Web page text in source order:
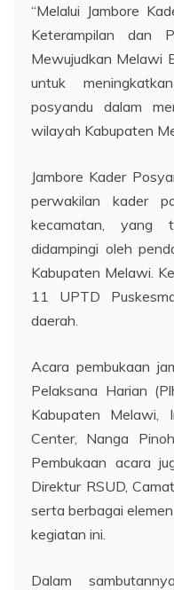
“Melalui Jambore
Keterampilan dan
Mewujudkan Melawi
untuk
posyandu dalam
wilayah Kabupaten
Jambore Kader
perwakilan kader
kecamatan, yang
didampingi oleh
Kabupaten Melawi.
11 UPTD
daerah.
Acara pembukaan
Pelaksana Harian
Kabupaten Melawi,
Center, Nanga
Pembukaan acara
Direktur RSUD,
serta berbagai
kegiatan ini.
Dalam